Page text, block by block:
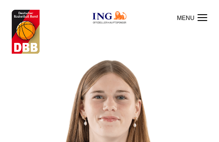
OFFIZIELLER HAUPTSPONSOR